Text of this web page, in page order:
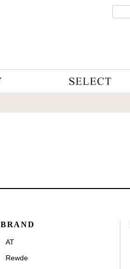
BRAND
AT
Rewde